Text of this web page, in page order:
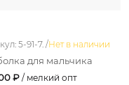
5-91-7. /Нет в наличии
для мальчика
₽/ мелкий опт